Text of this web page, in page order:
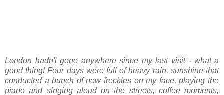
London hadn't gone anywhere since my last visit - what a
good thing! Four days were full of heavy rain, sunshine that
conducted a bunch of new freckles on my face, playing the
piano and singing aloud on the streets, coffee moments,